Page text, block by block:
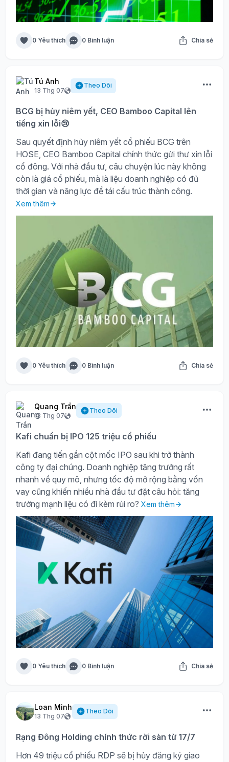
0 Yêu thích 0 Bình luận Chia sẻ
Tú Anh
13 Thg 07
Theo Dõi
BCG bị hủy niêm yết, CEO Bamboo Capital lên
tiếng xin lỗi😢
Sau quyết định hủy niêm yết cổ phiếu BCG trên
HOSE, CEO Bamboo Capital chính thức gửi thư xin lỗi
cổ đông. Với nhà đầu tư, câu chuyện lúc này không
còn là giá cổ phiếu, mà là liệu doanh nghiệp có đủ
thời gian và năng lực để tái cấu trúc thành công.
Xem thêm
0 Yêu thích 0 Bình luận Chia sẻ
Quang Trần
13 Thg 07
Theo Dõi
Kafi chuẩn bị IPO 125 triệu cổ phiếu
Kafi đang tiến gần cột mốc IPO sau khi trở thành
công ty đại chúng. Doanh nghiệp tăng trưởng rất
nhanh về quy mô, nhưng tốc độ mở rộng bằng vốn
vay cũng khiến nhiều nhà đầu tư đặt câu hỏi: tăng
trưởng mạnh liệu có đi kèm rủi ro? Xem thêm
0 Yêu thích 0 Bình luận Chia sẻ
Loan Minh
13 Thg 07
Theo Dõi
Rạng Đông Holding chính thức rời sàn từ 17/7
Hơn 49 triệu cổ phiếu RDP sẽ bị hủy đăng ký giao